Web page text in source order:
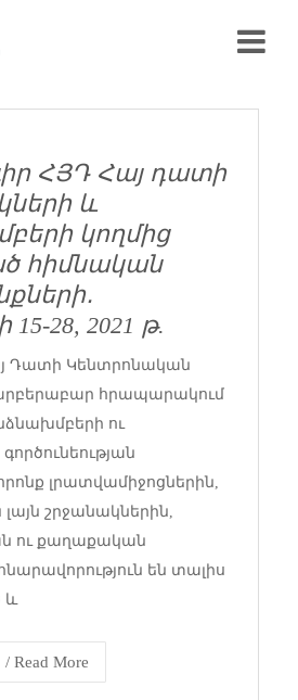
ՀՅԴ Հայ դատի
և
կողմից
հիմնական
28, 2021 թ.
Դատի Կենտրոնական
հրապարակում
ու
լրատվամիջոցներին,
շրջանակներին,
ու քաղաքական
են տալիս
և
More